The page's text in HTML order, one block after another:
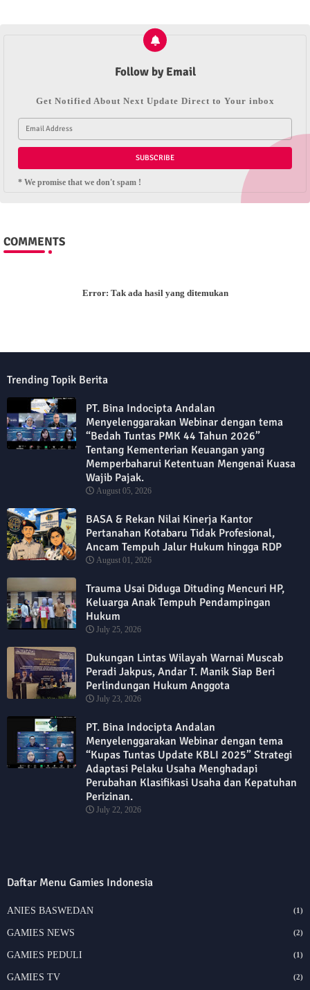
Follow by Email
Get Notified About Next Update Direct to Your inbox
* We promise that we don't spam !
COMMENTS
Error: Tak ada hasil yang ditemukan
Trending Topik Berita
PT. Bina Indocipta Andalan
Menyelenggarakan Webinar dengan tema
“Bedah Tuntas PMK 44 Tahun 2026”
Tentang Kementerian Keuangan yang
Memperbaharui Ketentuan Mengenai Kuasa
Wajib Pajak.
August 05, 2026
BASA & Rekan Nilai Kinerja Kantor
Pertanahan Kotabaru Tidak Profesional,
Ancam Tempuh Jalur Hukum hingga RDP
August 01, 2026
Trauma Usai Diduga Dituding Mencuri HP,
Keluarga Anak Tempuh Pendampingan
Hukum
July 25, 2026
Dukungan Lintas Wilayah Warnai Muscab
Peradi Jakpus, Andar T. Manik Siap Beri
Perlindungan Hukum Anggota
July 23, 2026
PT. Bina Indocipta Andalan
Menyelenggarakan Webinar dengan tema
“Kupas Tuntas Update KBLI 2025” Strategi
Adaptasi Pelaku Usaha Menghadapi
Perubahan Klasifikasi Usaha dan Kepatuhan
Perizinan.
July 22, 2026
Daftar Menu Gamies Indonesia
ANIES BASWEDAN (1)
GAMIES NEWS (2)
GAMIES PEDULI (1)
GAMIES TV (2)